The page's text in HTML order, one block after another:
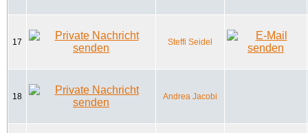
17 Steffi Seidel
18 Andrea Jacobi